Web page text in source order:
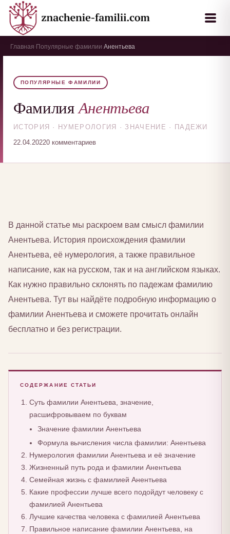
Главная Популярные фамилии Анентьева
ПОПУЛЯРНЫЕ ФАМИЛИИ
ФамилияАнентьева
ИСТОРИЯ · НУМЕРОЛОГИЯ · ЗНАЧЕНИЕ · ПАДЕЖИ
22.04.20220 комментариев
В данной статье мы раскроем вам смысл фамилии
Анентьева. История происхождения фамилии
Анентьева, её нумерология, а также правильное
написание, как на русском, так и на английском языках.
Как нужно правильно склонять по падежам фамилию
Анентьева. Тут вы найдёте подробную информацию о
фамилии Анентьева и сможете прочитать онлайн
бесплатно и без регистрации.
СОДЕРЖАНИЕ СТАТЬИ
Суть фамилии Анентьева, значение,
расшифровываем по буквам
Значение фамилии Анентьева
Формула вычисления числа фамилии: Анентьева
Нумерология фамилии Анентьева и её значение
Жизненный путь рода и фамилии Анентьева
Семейная жизнь с фамилией Анентьева
Какие профессии лучше всего подойдут человеку с
фамилией Анентьева
Лучшие качества человека с фамилией Анентьева
Правильное написание фамилии Анентьева, на